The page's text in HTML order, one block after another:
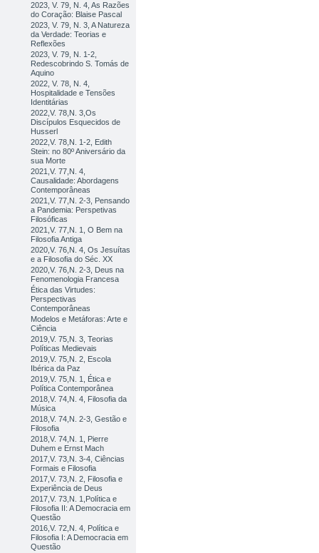
2023, V. 79, N. 4, As Razões
do Coração: Blaise Pascal
2023, V. 79, N. 3, A Natureza
da Verdade: Teorias e
Reflexões
2023, V. 79, N. 1-2,
Redescobrindo S. Tomás de
Aquino
2022, V. 78, N. 4,
Hospitalidade e Tensões
Identitárias
2022,V. 78,N. 3,Os
Discípulos Esquecidos de
Husserl
2022,V. 78,N. 1-2, Edith
Stein: no 80º Aniversário da
sua Morte
2021,V. 77,N. 4,
Causalidade: Abordagens
Contemporâneas
2021,V. 77,N. 2-3, Pensando
a Pandemia: Perspetivas
Filosóficas
2021,V. 77,N. 1, O Bem na
Filosofia Antiga
2020,V. 76,N. 4, Os Jesuítas
e a Filosofia do Séc. XX
2020,V. 76,N. 2-3, Deus na
Fenomenologia Francesa
Ética das Virtudes:
Perspectivas
Contemporâneas
Modelos e Metáforas: Arte e
Ciência
2019,V. 75,N. 3, Teorias
Políticas Medievais
2019,V. 75,N. 2, Escola
Ibérica da Paz
2019,V. 75,N. 1, Ética e
Política Contemporânea
2018,V. 74,N. 4, Filosofia da
Música
2018,V. 74,N. 2-3, Gestão e
Filosofia
2018,V. 74,N. 1, Pierre
Duhem e Ernst Mach
2017,V. 73,N. 3-4, Ciências
Formais e Filosofia
2017,V. 73,N. 2, Filosofia e
Experiência de Deus
2017,V. 73,N. 1,Política e
Filosofia II: A Democracia em
Questão
2016,V. 72,N. 4, Política e
Filosofia I: A Democracia em
Questão